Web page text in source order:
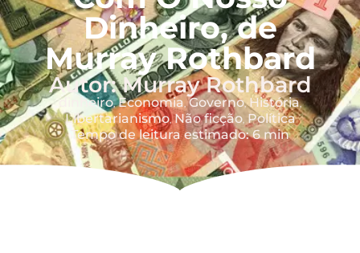
Dinheiro, de
Murray Rothbard
Autor: Murray Rothbard
dinheiro, Economia, Governo, História,
Libertarianismo, Não ficção, Política
Tempo de leitura estimado: 6 min